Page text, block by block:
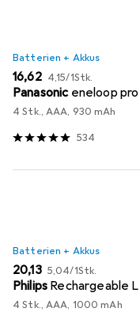
Batterien + Akkus
EUR
16,62 EUR
4,15/1Stk.
Panasonic eneloop pro
4 Stk., AAA, 930 mAh
534
Batterien + Akkus
EUR
20,13 EUR
5,04/1Stk.
Philips Rechargeable
4 Stk., AAA, 1000 mAh